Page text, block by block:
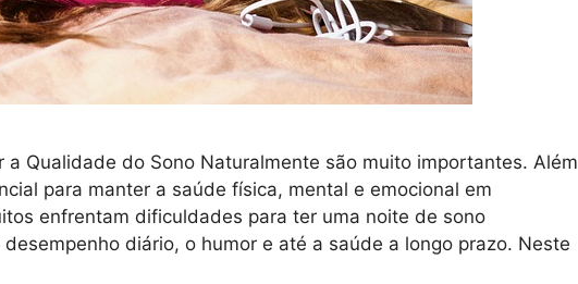
a Qualidade do Sono Naturalmente são muito importantes. Além
para manter a saúde física, mental e emocional em
enfrentam dificuldades para ter uma noite de sono
diário, o humor e até a saúde a longo prazo. Neste